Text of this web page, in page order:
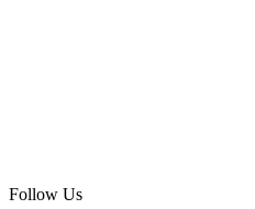
Follow Us